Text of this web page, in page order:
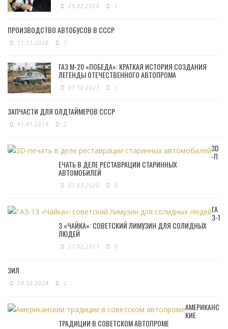
29.02.2020 1
ПРОИЗВОДСТВО АВТОБУСОВ В СССР
11.11.2020 1
ГАЗ М-20 «ПОБЕДА»: КРАТКАЯ ИСТОРИЯ СОЗДАНИЯ
ЛЕГЕНДЫ ОТЕЧЕСТВЕННОГО АВТОПРОМА
07.10.2021 1
ЗАПЧАСТИ ДЛЯ ОЛДТАЙМЕРОВ СССР
01.01.2019 2
3D
-П
ЕЧАТЬ В ДЕЛЕ РЕСТАВРАЦИИ СТАРИННЫХ
АВТОМОБИЛЕЙ
01.03.2020 0
ГА
З-1
3 «ЧАЙКА»: СОВЕТСКИЙ ЛИМУЗИН ДЛЯ СОЛИДНЫХ
ЛЮДЕЙ
27.02.2017 0
ЗИЛ
19.03.2024 2
АМЕРИКАНС
КИЕ
ТРАДИЦИИ В СОВЕТСКОМ АВТОПРОМЕ